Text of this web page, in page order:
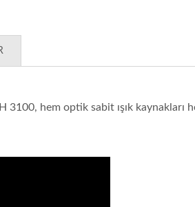
hem optik sabit ışık kaynakları